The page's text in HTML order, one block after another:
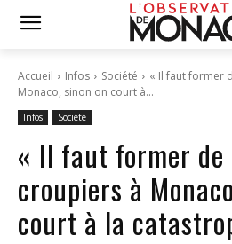
Accueil Infos Société
« Il faut former
Monaco, sinon on court à...
Infos Société
« Il faut former de
croupiers à
court à la